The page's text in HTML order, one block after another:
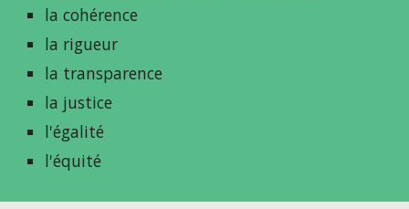
la cohérence
la rigueur
la transparence
la justice
l'égalité
l'équité